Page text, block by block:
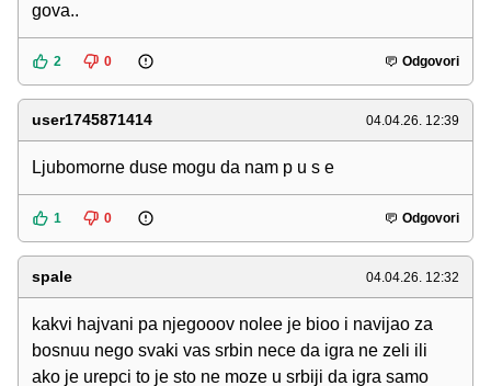
gova..
2 0 Odgovori
user1745871414 04.04.26. 12:39
Ljubomorne duse mogu da nam p u s e
1 0 Odgovori
spale 04.04.26. 12:32
kakvi hajvani pa njegooov nolee je bioo i navijao za
bosnuu nego svaki vas srbin nece da igra ne zeli ili
ako je urepci to je sto ne moze u srbiji da igra samo